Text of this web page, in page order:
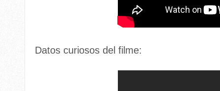
Datos curiosos del filme: